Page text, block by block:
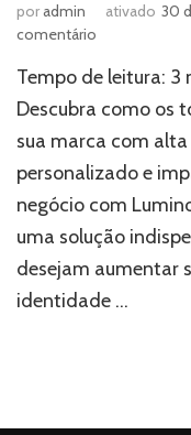
poradmin ativado 30
comentário
luminosos:
de
impacto
seu
negócio
Tempo de leitura: 3
Descubra como os
sua marca com
personalizado e
negócio com
uma solução
desejam aumentar
identidade …